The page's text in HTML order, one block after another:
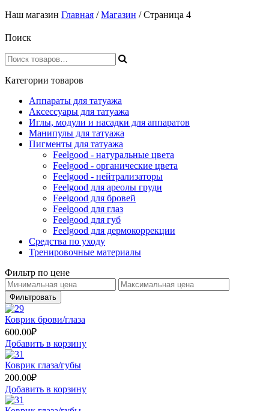
Наш магазин Главная /Магазин / Страница 4
Поиск
Категории товаров
Аппараты для татуажа
Аксессуары для татуажа
Иглы, модули и насадки для аппаратов
Манипулы для татуажа
Пигменты для татуажа
Feelgood - натуральные цвета
Feelgood - органические цвета
Feelgood - нейтрализаторы
Feelgood для ареолы груди
Feelgood для бровей
Feelgood для глаз
Feelgood для губ
Feelgood для дермокоррекции
Средства по уходу
Тренировочные материалы
Фильтр по цене
Фильтровать
Коврик брови/глаза
600.00₽
Добавить в корзину
Коврик глаза/губы
200.00₽
Добавить в корзину